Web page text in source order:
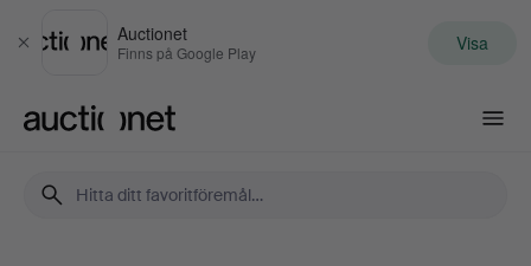
Stäng
Auctionet
Finns på Google Play Visa